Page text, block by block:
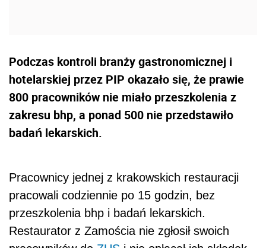
Podczas kontroli branży gastronomicznej i
hotelarskiej przez PIP okazało się, że prawie
800 pracowników nie miało przeszkolenia z
zakresu bhp, a ponad 500 nie przedstawiło
badań lekarskich.
Pracownicy jednej z krakowskich restauracji
pracowali codziennie po 15 godzin, bez
przeszkolenia bhp i badań lekarskich.
Restaurator z Zamościa nie zgłosił swoich